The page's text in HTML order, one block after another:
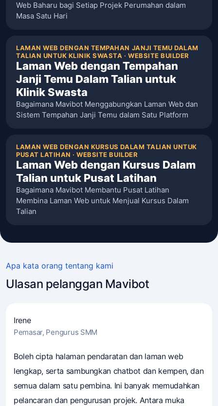
Web Baharu bagi Setiap Projek Perumahan dalam
Masa Satu Hari
LAMAN WEB DENGAN TEMPAHAN JANJI TEMU DALAM
TALIAN UNTUK KLINIK SWASTA · WEBSITE BUILDER
Laman Web dengan Tempahan
Janji Temu Dalam Talian untuk
Klinik Swasta
Bagaimana Mavibot Menggabungkan Laman Web dan
Sistem Tempahan Janji Temu dalam Satu Platform
LAMAN WEB DENGAN KURSUS DALAM TALIAN UNTUK
PUSAT LATIHAN · WEBSITE BUILDER
Laman Web dengan Kursus Dalam
Talian untuk Pusat Latihan
Bagaimana Mavibot Membantu Pusat Latihan
Membina Laman Web untuk Menjual Kursus Dalam
Talian
Apa kata orang tentang kami
Ulasan pelanggan Mavibot
Pemilik perniagaan mempercayai Mavibot
Irene
Pemasar, Pengurus SMM
Boleh cipta halaman pendaratan dan laman web
lengkap, serta sambungkan chatbot dan kempen, dan
semua dalam satu pembina. Ini banyak memudahkan
pelancaran dan pengurusan projek. Antara muka